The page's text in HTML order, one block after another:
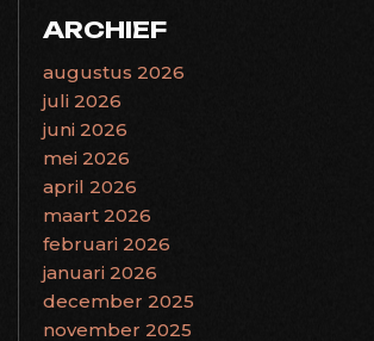
ARCHIEF
augustus 2026
juli 2026
juni 2026
mei 2026
april 2026
maart 2026
februari 2026
januari 2026
december 2025
november 2025